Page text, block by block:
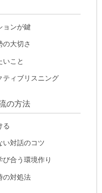
ョンが鍵
の大切さ
いこと
ティブリスニング
の方法
る
い対話のコツ
合う環境作り
の対処法